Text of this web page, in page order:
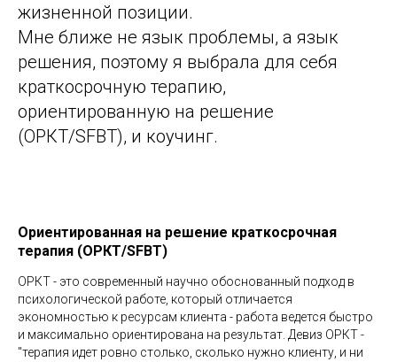
жизненной позиции.
Мне ближе не язык проблемы, а язык
решения, поэтому я выбрала для себя
краткосрочную терапию,
ориентированную на решение
(ОРКТ/SFBT), и коучинг.
Ориентированная на решение краткосрочная
терапия (ОРКТ/SFBT)
ОРКТ - это современный научно обоснованный подход в
психологической работе, который отличается
экономностью к ресурсам клиента - работа ведется быстро
и максимально ориентирована на результат. Девиз ОРКТ -
"терапия идет ровно столько, сколько нужно клиенту, и ни